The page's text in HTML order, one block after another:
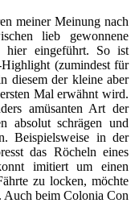
meiner Meinung nach
lieb gewonnene
hier eingeführt. So ist
(zumindest für
diesem der kleine aber
Mal erwähnt wird.
amüsanten Art der
absolut schrägen und
Beispielsweise in der
das Röcheln eines
imitiert um einen
zu locken, möchte
Auch beim Colonia Con